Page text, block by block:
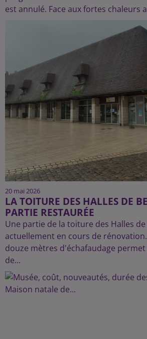
est annulé. Face aux fortes chaleurs
20 mai 2026
LA TOITURE DES HALLES DE
PARTIE RESTAURÉE
Une partie de la toiture des Halles
actuellement en cours de
douze mètres d'échafaudage
de...